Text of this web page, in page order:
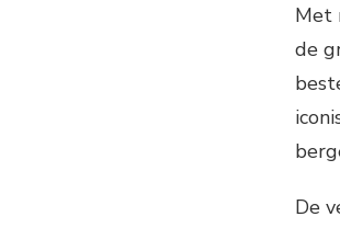
Met
de
De